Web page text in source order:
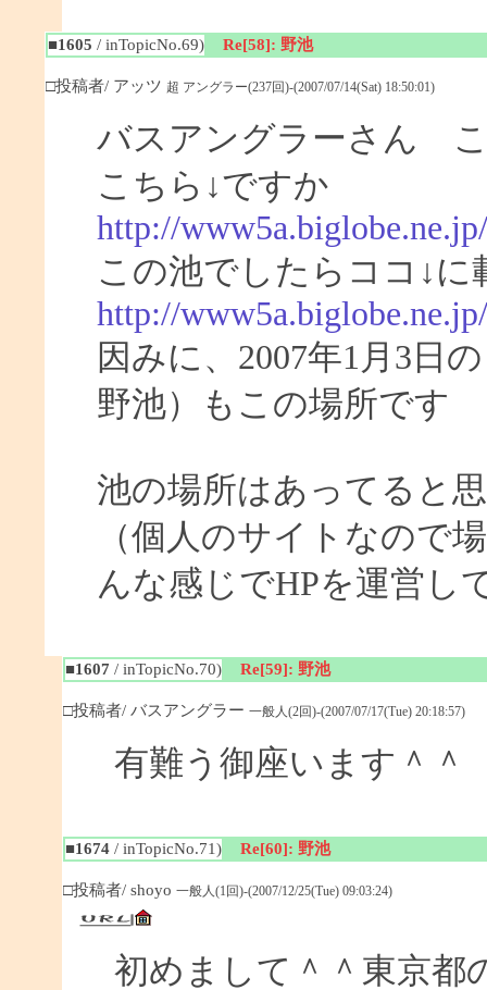
■1605 / inTopicNo.69) Re[58]: 野池
□投稿者/ アッツ 超 アングラー(237回)-(2007/07/14(Sat) 18:50:01)
バスアングラーさん
こちら↓ですか
http://
この池でしたらココ↓に
http://
因みに、2007年1月3日
野池）もこの場所です
池の場所はあってると
（個人のサイトなので
んな感じでHPを運営し
■1607 / inTopicNo.70) Re[59]: 野池
□投稿者/ バスアングラー 一般人(2回)-(2007/07/17(Tue) 20:18:57)
有難う御座います＾＾
■1674/ inTopicNo.71) Re[60]: 野池
□投稿者/ shoyo 一般人(1回)-(2007/12/25(Tue) 09:03:24)
初めまして＾＾東京都